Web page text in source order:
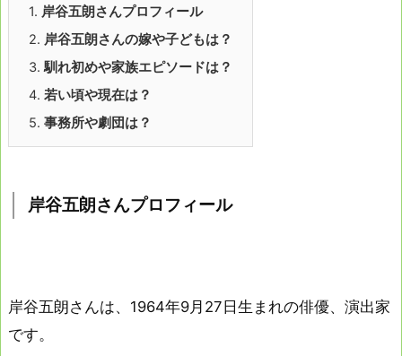
1. 岸谷五朗さんプロフィール
2. 岸谷五朗さんの嫁や子どもは？
3. 馴れ初めや家族エピソードは？
4. 若い頃や現在は？
5. 事務所や劇団は？
岸谷五朗さんプロフィール
岸谷五朗さんは、1964年9月27日生まれの俳優、演出家
です。